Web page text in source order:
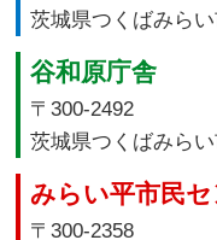
茨城県つくばみら
谷和原庁舎
〒300-2492
茨城県つくばみら
みらい平市民
〒300-2358